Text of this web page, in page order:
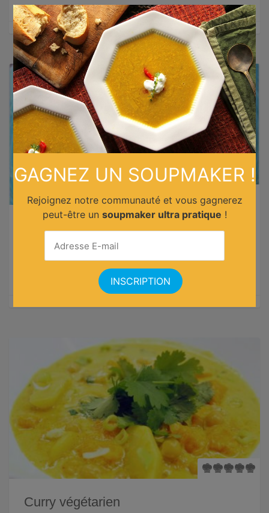
Poulet teriyaki
Vous adorez les plats asiatiques ? Essayez cette recette
délicieuse et rapide à base de poulet !
Curry végétarien
GAGNEZ UN SOUPMAKER !
Rejoignez notre communauté et vous gagnerez
peut-être un soupmaker ultra pratique !
×